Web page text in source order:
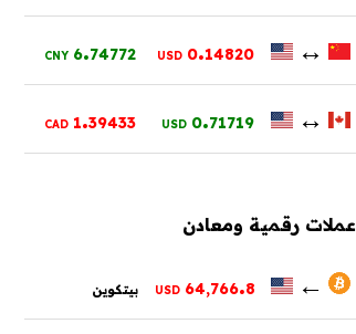
↔
0.14820
USD
6.74772
CNY
↔
0.71719
USD
1.39433
CAD
عملات رقمية ومعادن
←
64,766.8
USD بيتكوين